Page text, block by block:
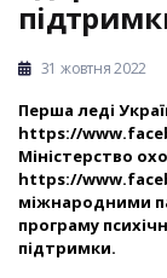
31 жовтня 2022
Перша леді
https://
Міністерство
https://
міжнародними
програму
підтримки.